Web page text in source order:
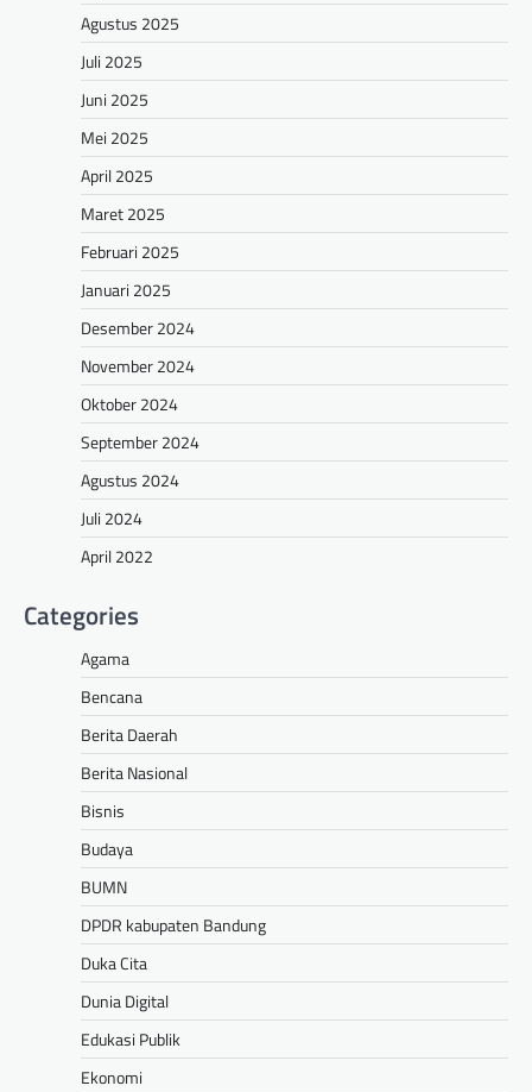
Agustus 2025
Juli 2025
Juni 2025
Mei 2025
April 2025
Maret 2025
Februari 2025
Januari 2025
Desember 2024
November 2024
Oktober 2024
September 2024
Agustus 2024
Juli 2024
April 2022
Categories
Agama
Bencana
Berita Daerah
Berita Nasional
Bisnis
Budaya
BUMN
DPDR kabupaten Bandung
Duka Cita
Dunia Digital
Edukasi Publik
Ekonomi